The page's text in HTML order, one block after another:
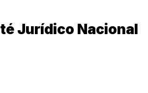
Jurídico Nacional